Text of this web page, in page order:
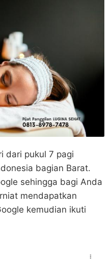
dari pukul 7 pagi
bagian Barat.
sehingga bagi Anda
mendapatkan
kemudian ikuti